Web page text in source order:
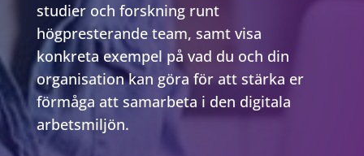
studier och forskning runt
högpresterande team, samt visa
konkreta exempel på vad du och din
organisation kan göra för att stärka er
förmåga att samarbeta i den digitala
arbetsmiljön.